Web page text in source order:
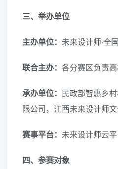
三、举办单位
主办单位： 未来设计师·全
联合主办： 各分赛区负责
承办单位： 民政部智惠乡
限公司，江西未来设计师
赛事平台： 未来设计师云
四、参赛对象